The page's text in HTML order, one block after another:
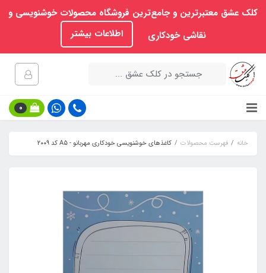
کلک عشق معتبرترین و جامع‌ترین فروشگاه محصولات خوشنویسی و
نقاشی خودکاری
اطلاعات بیشتر
0
خانه فهرست محصولات کاغذهای خوشنویسی خودکاری مهربانو - A5 کد ۲۰۰9